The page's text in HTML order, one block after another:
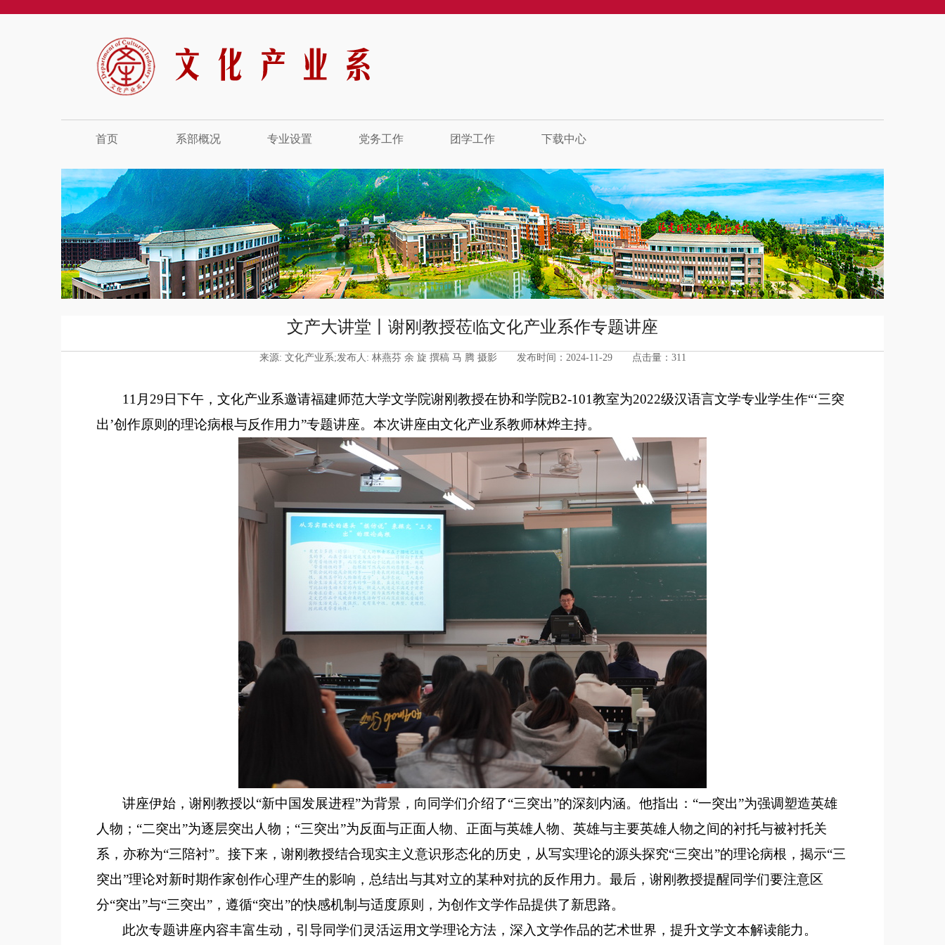
首页 系部概况 专业设置 党务工作 团学工作 下载中心
文产大讲堂丨谢刚教授莅临文化产业系作专题讲座
来源: 文化产业系;发布人: 林燕芬 余 旋 撰稿 马 腾 摄影 发布时间：2024-11-29 点击量： 311
11月29日下午 ，文化产业系邀请福建师范大学文学院谢刚教授在协和学院B2-101教室为2022级汉语言文学专业学生作“‘三突
出’创作原则的理论病根与反作用力”专题讲座。本次讲座由文化产业系教师林烨主持。
讲座伊始，谢刚教授以“新中国发展进程”为背景，向同学们介绍了“三突出”的深刻内涵。他指出：“一突出”为强调塑造英雄
人物 ； “二突出”为逐层突出人物 ； “三突出”为反面与正面人物、正面与英雄人物、英雄与主要英雄人物之间的衬托与被衬托关
系，亦称为“三陪衬”。 接下来， 谢刚教授结合现实主义意识形态化的历史 ，从写实理论的源头探究“三突出”的理论病根，揭示“三
突出”理论对新时期作家创作心理产生的影响，总结出与其对立的某种对抗的反作用力。最后，谢刚教授提醒同学们要注意区
分“突出”与“三突出”，遵循“突出”的快感机制与适度原则，为创作文学作品提供了新思路。
此次专题讲座内容丰富生动 ，引导同学们灵活运用文学理论方法 ，深入文学作品的艺术世界 ， 提升文学文本解读能力。